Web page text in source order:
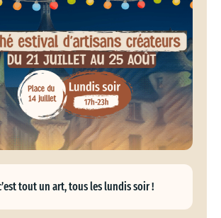
tout un art, tous les lundis soir !